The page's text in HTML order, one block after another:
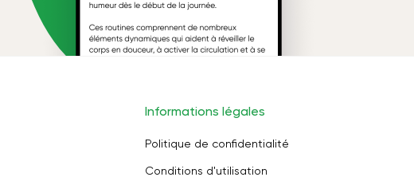
Informations légales
Politique de confidentialité
Conditions d'utilisation